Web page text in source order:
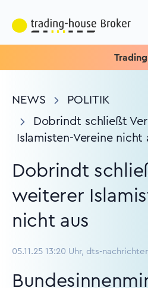
Trading
NEWS
POLITIK
Dobrindt schließt
Islamisten-Vereine nicht
Dobrindt
weiterer
nicht aus
05.11.25 13:20 Uhr, dts-